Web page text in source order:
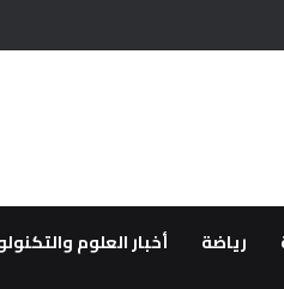
اخرى..التحالف الدولي يقيم نشاط داعش
رياضة أخبار العلوم